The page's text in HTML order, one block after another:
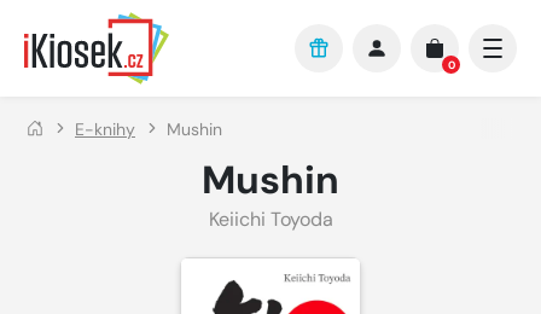
Přejít na hlavní obsah
0
E-knihy Mushin
Mushin
Keiichi Toyoda